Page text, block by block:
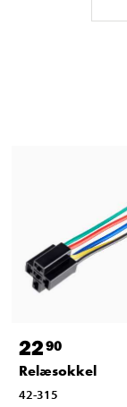
2290
Relæsokkel
42-315